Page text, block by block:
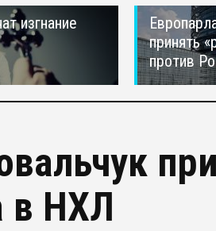
изгнание
принять
против
в НХЛ